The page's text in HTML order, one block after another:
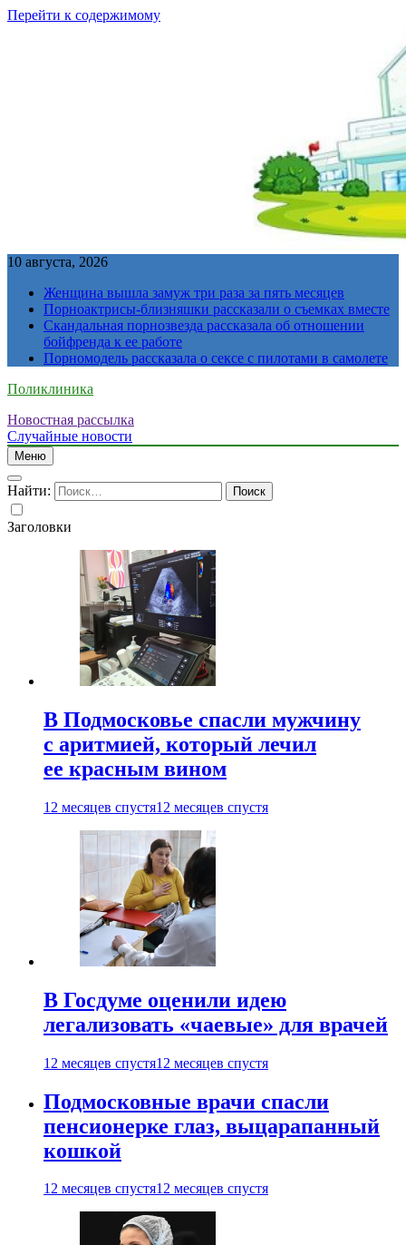
Перейти к содержимому
10 августа, 2026
Женщина вышла замуж три раза за пять месяцев
Порноактрисы-близняшки рассказали о съемках вместе
Скандальная порнозвезда рассказала об отношении
бойфренда к ее работе
Порномодель рассказала о сексе с пилотами в самолете
Поликлиника
Новостная рассылка
Случайные новости
Меню
Найти:
Заголовки
В Подмосковье спасли мужчину
с аритмией, который лечил
ее красным вином
12 месяцев спустя12 месяцев спустя
В Госдуме оценили идею
легализовать «чаевые» для врачей
12 месяцев спустя12 месяцев спустя
Подмосковные врачи спасли
пенсионерке глаз, выцарапанный
кошкой
12 месяцев спустя12 месяцев спустя